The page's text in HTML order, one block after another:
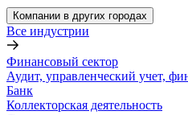
Компании в других городах
Все индустрии
Финансовый сектор
Аудит, управленческий учет,
Банк
Коллекторская деятельность